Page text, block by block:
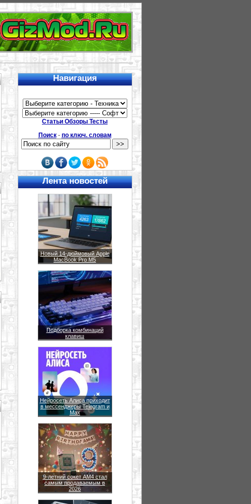
Навигация
Статьи Обзоры Тесты
Поиск- по ключ. словам
Лента новостей
Новый 14-дюймовый Apple
MacBook Pro M5
Подборка комбинаций
клавиш
Нейросеть Алиса приходит
в мессенджеры Telegram и
Max
9-летний сокет AM4 стал
самым продаваемым в
2026